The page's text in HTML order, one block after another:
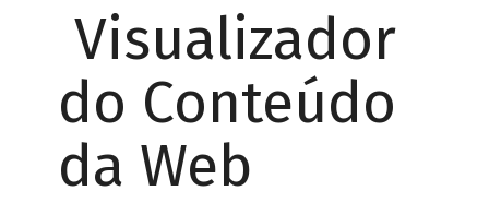
Visualizador
do Conteúdo
da Web